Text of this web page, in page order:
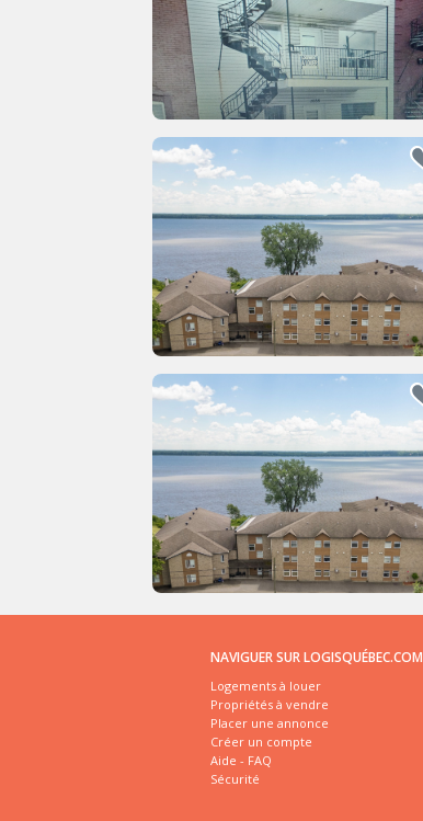
NAVIGUER SUR LOGISQUÉBEC.COM
Logements à louer
Propriétés à vendre
Placer une annonce
Créer un compte
Aide - FAQ
Sécurité